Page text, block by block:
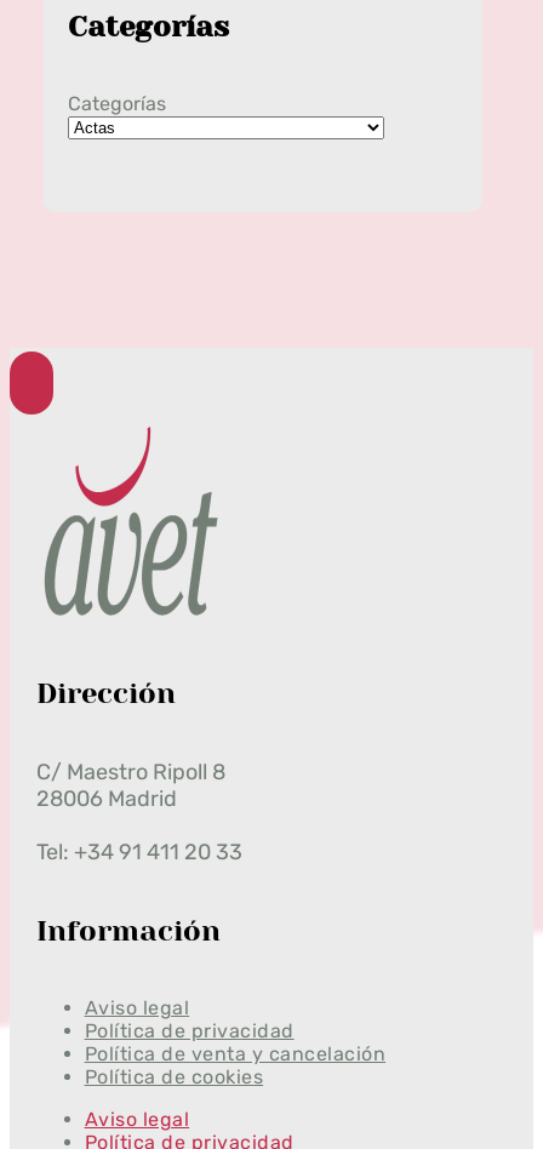
Categorías
Categorías
Dirección
C/ Maestro Ripoll 8
28006 Madrid
Tel: +34 91 411 20 33
Información
Aviso legal
Política de privacidad
Política de venta y cancelación
Política de cookies
Aviso legal
Política de privacidad